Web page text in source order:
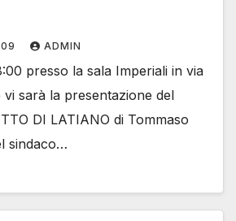
ADMIN
presso la sala Imperiali in via
vi sarà la presentazione del
DI LATIANO di Tommaso
sindaco…